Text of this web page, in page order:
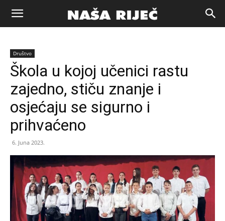
Naša
riječ
Društvo
Škola u kojoj učenici rastu
zajedno, stiču znanje i
osjećaju se sigurno i
prihvaćeno
6. Juna 2023.